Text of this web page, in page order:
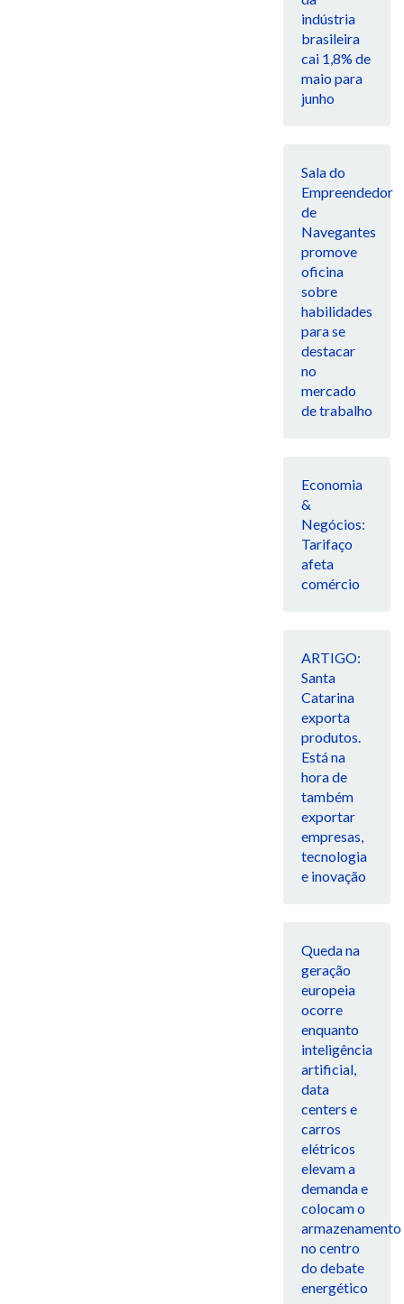
indústria
brasileira
cai 1,8% de
maio para
junho
Sala do
Empreendedor
de
Navegantes
promove
oficina
sobre
habilidades
para se
destacar
no
mercado
de trabalho
Economia
&
Negócios:
Tarifaço
afeta
comércio
ARTIGO:
Santa
Catarina
exporta
produtos.
Está na
hora de
também
exportar
empresas,
tecnologia
e inovação
Queda na
geração
europeia
ocorre
enquanto
inteligência
artificial,
data
centers e
carros
elétricos
elevam a
demanda e
colocam o
armazenamento
no centro
do debate
energético